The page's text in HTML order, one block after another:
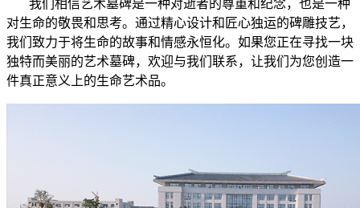
我们相信艺术墓碑是一种对逝者的尊重和纪念，也是一种
对生命的敬畏和思考。通过精心设计和匠心独运的碑雕技艺，
我们致力于将生命的故事和情感永恒化。如果您正在寻找一块
独特而美丽的艺术墓碑，欢迎与我们联系，让我们为您创造一
件真正意义上的生命艺术品。